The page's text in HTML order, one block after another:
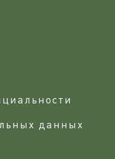
данных